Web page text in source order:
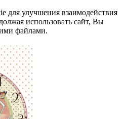
для улучшения взаимодействия
использовать сайт, Вы
файлами.